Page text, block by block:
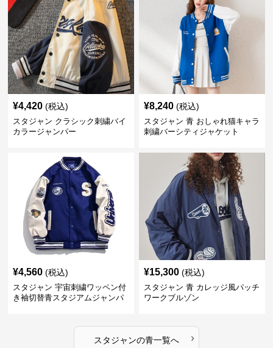
¥4,420 (税込)
スタジャン クラシック刺繍バイ
カラージャンパー
¥8,240 (税込)
スタジャン 青 おしゃれ猫キャラ
刺繍バーシティジャケット
¥4,560 (税込)
スタジャン 宇宙刺繍ワッペン付
き袖切替青スタジアムジャンパ
¥15,300 (税込)
スタジャン 青 カレッジ風パッチ
ワークブルゾン
スタジャンの青一覧へ ›